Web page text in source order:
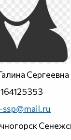
Сергеевна
ssp@mail.ru